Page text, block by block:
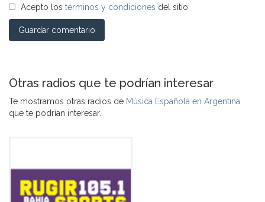
Acepto los términos y condiciones del sitio
Guardar comentario
Otras radios que te podrían interesar
Te mostramos otras radios de Música Española en Argentina
que te podrían interesar.